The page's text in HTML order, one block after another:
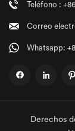
Teléfono :
Correo
Whatsapp:
Derechos